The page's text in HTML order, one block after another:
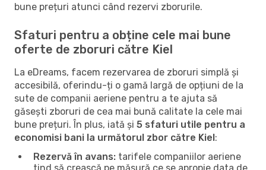
bune prețuri atunci când rezervi zborurile.
Sfaturi pentru a obține cele mai bune
oferte de zboruri către Kiel
La eDreams, facem rezervarea de zboruri simplă și
accesibilă, oferindu-ți o gamă largă de opțiuni de la
sute de companii aeriene pentru a te ajuta să
găsești zboruri de cea mai bună calitate la cele mai
bune prețuri. În plus, iată și 5 sfaturi utile pentru a
economisi bani la următorul zbor către Kiel:
Rezervă în avans: tarifele companiilor aeriene